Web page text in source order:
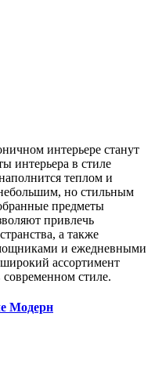
интерьере станут
интерьера в стиле
теплом и
но стильным
предметы
привлечь
а также
и ежедневными
ассортимент
современном стиле.
Модерн